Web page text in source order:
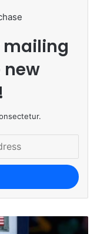
mailing
new